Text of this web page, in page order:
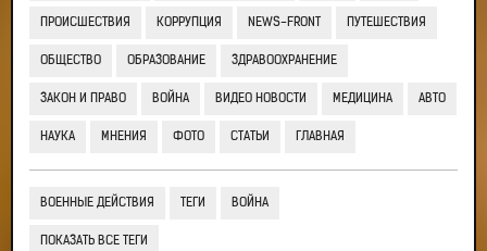
ПРОИСШЕСТВИЯ КОРРУПЦИЯ NEWS-FRONT ПУТЕШЕСТВИЯ
ОБЩЕСТВО ОБРАЗОВАНИЕ ЗДРАВООХРАНЕНИЕ
ЗАКОН И ПРАВО ВОЙНА ВИДЕО НОВОСТИ МЕДИЦИНА АВТО
НАУКА МНЕНИЯ ФОТО СТАТЬИ ГЛАВНАЯ
ВОЕННЫЕ ДЕЙСТВИЯ ТЕГИ ВОЙНА
ПОКАЗАТЬ ВСЕ ТЕГИ